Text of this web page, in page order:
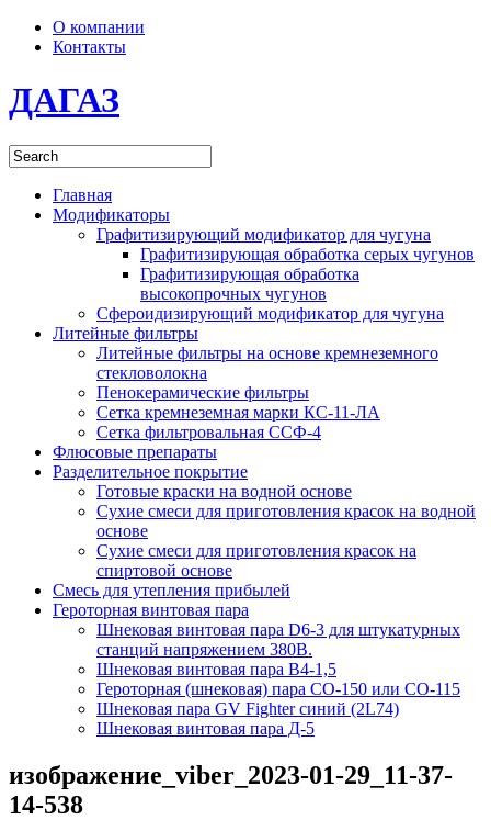
О компании
Контакты
ДАГАЗ
Главная
Модификаторы
Графитизирующий модификатор для чугуна
Графитизирующая обработка серых чугунов
Графитизирующая обработка
высокопрочных чугунов
Сфероидизирующий модификатор для чугуна
Литейные фильтры
Литейные фильтры на основе кремнеземного
стекловолокна
Пенокерамические фильтры
Сетка кремнеземная марки КС-11-ЛА
Сетка фильтровальная ССФ-4
Флюсовые препараты
Разделительное покрытие
Готовые краски на водной основе
Сухие смеси для приготовления красок на водной
основе
Сухие смеси для приготовления красок на
спиртовой основе
Смесь для утепления прибылей
Героторная винтовая пара
Шнековая винтовая пара D6-3 для штукатурных
станций напряжением 380В.
Шнековая винтовая пара В4-1,5
Героторная (шнековая) пара СО-150 или СО-115
Шнековая пара GV Fighter синий (2L74)
Шнековая винтовая пара Д-5
изображение_viber_2023-01-29_11-37-
14-538